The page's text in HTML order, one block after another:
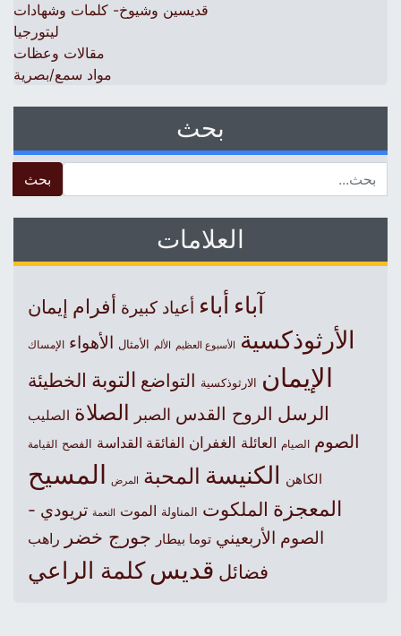
قديسين وشيوخ- كلمات وشهادات
ليتورجيا
مقالات وعظات
مواد سمع/بصرية
بحث
العلامات
آباءأباء أعياد كبيرة أفرام إيمان
الأرثوذكسية الأسبوع العظيم الألم الأمثال الأهواء الإمساك
الإيمان الارثوذكسية التواضع التوبة الخطيئة
الرسل الروح القدس الصبر الصلاة الصليب
الصوم الصيام العائلة الغفران الفائقة القداسة الفصح القيامة
الكاهن الكنيسةالمحبة المرض المسيح
المعجزة الملكوت المناولة الموت النعمة تريودي -
الصوم الأربعيني توما بيطار جورج خضر راهب
فضائل قديس كلمة الراعي